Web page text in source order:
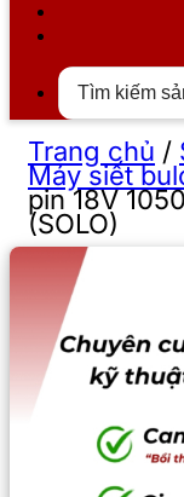
Trang chủ /
Máy siết
pin 18V
(SOLO)